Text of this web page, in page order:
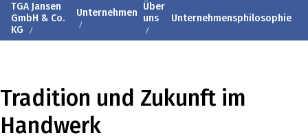
TGA Jansen
GmbH & Co.
KG
Unternehmen Über
uns
Unternehmensphilosophie
Tradition und Zukunft im
Handwerk